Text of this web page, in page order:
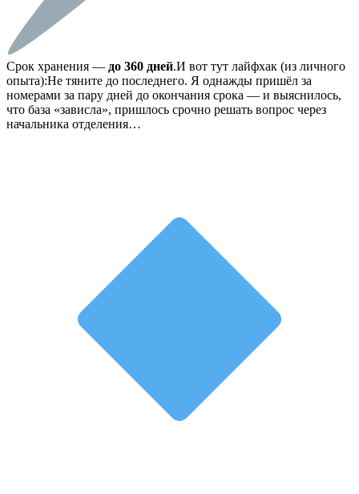
Срок хранения — до 360 дней.И вот тут лайфхак (из личного
опыта):Не тяните до последнего. Я однажды пришёл за
номерами за пару дней до окончания срока — и выяснилось,
что база «зависла», пришлось срочно решать вопрос через
начальника отделения…